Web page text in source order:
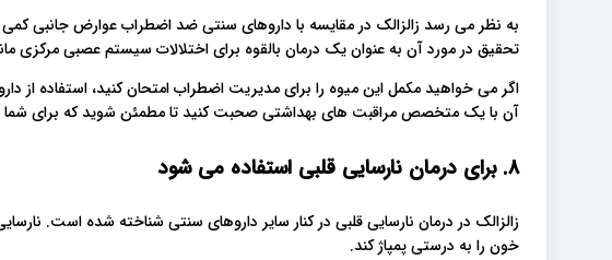
به نظر می رسد زالزالک در مقایسه با داروهای سنتی ضد اضطراب عوارض جانبی کمی
تحقیق در مورد آن به عنوان یک درمان بالقوه برای اختلالات سیستم عصبی مرکزی
اگر می خواهید مکمل این میوه را برای مدیریت اضطراب امتحان کنید، استفاده از
آن با یک متخصص مراقبت های بهداشتی صحبت کنید تا مطمئن شوید که برای
8. برای درمان نارسایی قلبی استفاده می شود
زالزالک در درمان نارسایی قلبی در کنار سایر داروهای سنتی شناخته شده است.
خون را به درستی پمپاژ کند.